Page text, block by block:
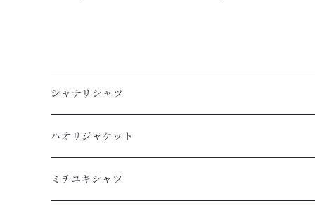
シャナリシャツ
長袖
XL
半袖
ハオリジャケット
L
ミチユキシャツ